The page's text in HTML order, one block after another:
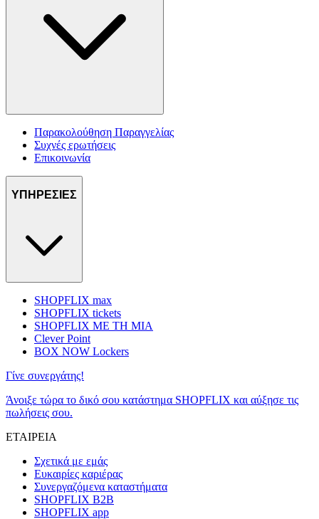
Παρακολούθηση Παραγγελίας
Συχνές ερωτήσεις
Επικοινωνία
ΥΠΗΡΕΣΙΕΣ
SHOPFLIX max
SHOPFLIX tickets
SHOPFLIX ΜΕ ΤΗ ΜΙΑ
Clever Point
BOX NOW Lockers
Γίνε συνεργάτης!
Άνοιξε τώρα το δικό σου κατάστημα SHOPFLIX και αύξησε τις
πωλήσεις σου.
ΕΤΑΙΡΕΙΑ
Σχετικά με εμάς
Ευκαιρίες καριέρας
Συνεργαζόμενα καταστήματα
SHOPFLIX B2B
SHOPFLIX app